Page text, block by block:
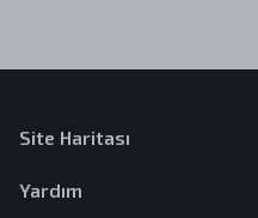
Site Haritası
Yardım